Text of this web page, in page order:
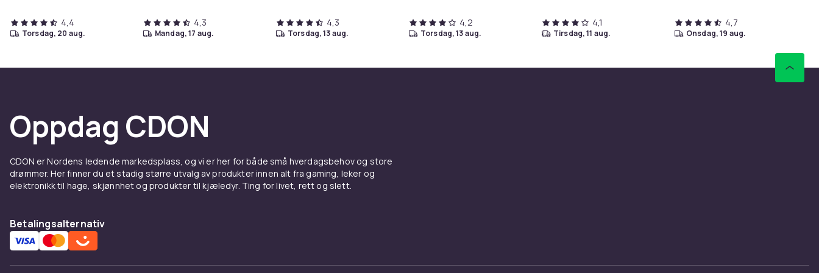
4,4
torsdag, 20 aug.
4,3
mandag, 17 aug.
4,3
torsdag, 13 aug.
4,2
torsdag, 13 aug.
4,1
tirsdag, 11 aug.
4,7
onsdag, 19 aug.
Oppdag CDON
CDON er Nordens ledende markedsplass, og vi er her for både små hverdagsbehov og store
drømmer. Her finner du et stadig større utvalg av produkter innen alt fra gaming, leker og
elektronikk til hage, skjønnhet og produkter til kjæledyr. Ting for livet, rett og slett.
Betalingsalternativ